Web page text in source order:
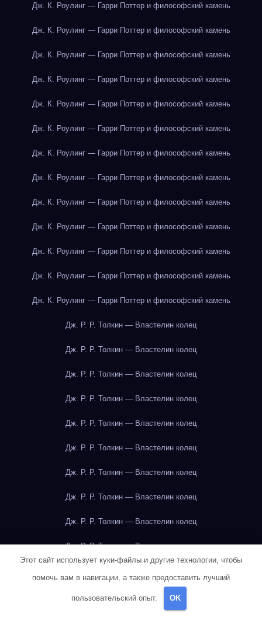
Дж. К. Роулинг — Гарри Поттер и философский камень
Дж. К. Роулинг — Гарри Поттер и философский камень
Дж. К. Роулинг — Гарри Поттер и философский камень
Дж. К. Роулинг — Гарри Поттер и философский камень
Дж. К. Роулинг — Гарри Поттер и философский камень
Дж. К. Роулинг — Гарри Поттер и философский камень
Дж. К. Роулинг — Гарри Поттер и философский камень
Дж. К. Роулинг — Гарри Поттер и философский камень
Дж. К. Роулинг — Гарри Поттер и философский камень
Дж. К. Роулинг — Гарри Поттер и философский камень
Дж. К. Роулинг — Гарри Поттер и философский камень
Дж. К. Роулинг — Гарри Поттер и философский камень
Дж. К. Роулинг — Гарри Поттер и философский камень
Дж. Р. Р. Толкин — Властелин колец
Дж. Р. Р. Толкин — Властелин колец
Дж. Р. Р. Толкин — Властелин колец
Дж. Р. Р. Толкин — Властелин колец
Дж. Р. Р. Толкин — Властелин колец
Дж. Р. Р. Толкин — Властелин колец
Дж. Р. Р. Толкин — Властелин колец
Дж. Р. Р. Толкин — Властелин колец
Дж. Р. Р. Толкин — Властелин колец
Дж. Р. Р. Толкин — Властелин колец
Дж. Р. Р. Толкин — Властелин колец
Этот сайт использует куки-файлы и другие технологии, чтобы
помочь вам в навигации, а также предоставить лучший
пользовательский опыт. OK